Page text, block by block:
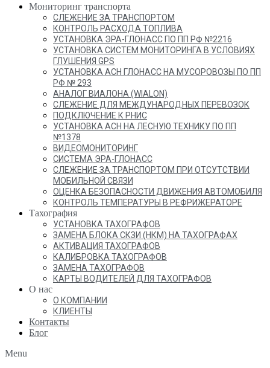
Мониторинг транспорта
СЛЕЖЕНИЕ ЗА ТРАНСПОРТОМ
КОНТРОЛЬ РАСХОДА ТОПЛИВА
УСТАНОВКА ЭРА-ГЛОНАСС ПО ПП РФ №2216
УСТАНОВКА СИСТЕМ МОНИТОРИНГА В УСЛОВИЯХ
ГЛУШЕНИЯ GPS
УСТАНОВКА АСН ГЛОНАСС НА МУСОРОВОЗЫ ПО ПП
РФ № 293
АНАЛОГ ВИАЛОНА (WIALON)
СЛЕЖЕНИЕ ДЛЯ МЕЖДУНАРОДНЫХ ПЕРЕВОЗОК
ПОДКЛЮЧЕНИЕ К РНИС
УСТАНОВКА АСН НА ЛЕСНУЮ ТЕХНИКУ ПО ПП
№1378
ВИДЕОМОНИТОРИНГ
СИСТЕМА ЭРА-ГЛОНАСС
СЛЕЖЕНИЕ ЗА ТРАНСПОРТОМ ПРИ ОТСУТСТВИИ
МОБИЛЬНОЙ СВЯЗИ
ОЦЕНКА БЕЗОПАСНОСТИ ДВИЖЕНИЯ АВТОМОБИЛЯ
КОНТРОЛЬ ТЕМПЕРАТУРЫ В РЕФРИЖЕРАТОРЕ
Тахография
УСТАНОВКА ТАХОГРАФОВ
ЗАМЕНА БЛОКА СКЗИ (НКМ) НА ТАХОГРАФАХ
АКТИВАЦИЯ ТАХОГРАФОВ
КАЛИБРОВКА ТАХОГРАФОВ
ЗАМЕНА ТАХОГРАФОВ
КАРТЫ ВОДИТЕЛЕЙ ДЛЯ ТАХОГРАФОВ
О нас
О КОМПАНИИ
КЛИЕНТЫ
Контакты
Блог
Menu